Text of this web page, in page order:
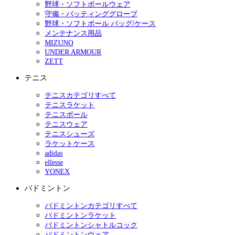
野球・ソフトボールウェア
守備・バッティンググローブ
野球・ソフトボール バッグ/ケース
メンテナンス用品
MIZUNO
UNDER ARMOUR
ZETT
テニス
テニスカテゴリすべて
テニスラケット
テニスボール
テニスウェア
テニスシューズ
ラケットケース
adidas
ellesse
YONEX
バドミントン
バドミントンカテゴリすべて
バドミントンラケット
バドミントンシャトルコック